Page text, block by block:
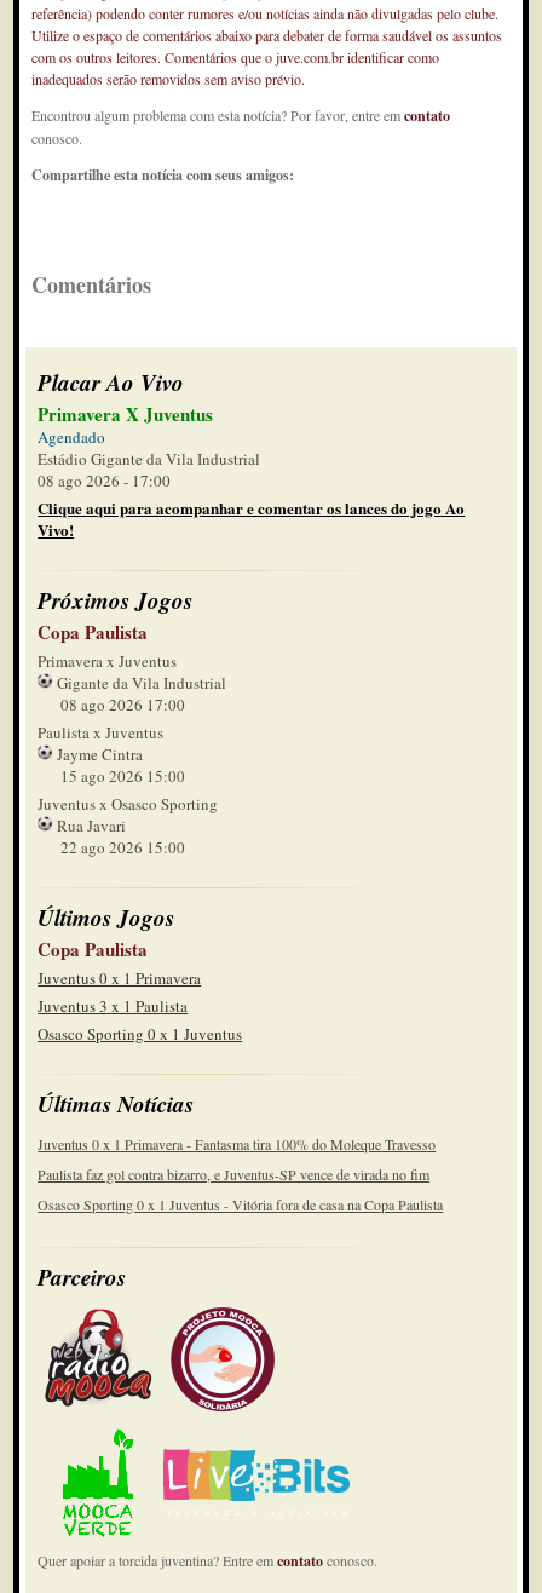
referência) podendo conter rumores e/ou notícias ainda não divulgadas pelo clube.
Utilize o espaço de comentários abaixo para debater de forma saudável os assuntos
com os outros leitores. Comentários que o juve.com.br identificar como
inadequados serão removidos sem aviso prévio.
Encontrou algum problema com esta notícia? Por favor, entre emcontato
conosco.
Compartilhe esta notícia com seus amigos:
Comentários
Placar Ao Vivo
Primavera X Juventus
Agendado
Estádio Gigante da Vila Industrial
08 ago 2026 - 17:00
Clique aqui para acompanhar e comentar os lances do jogo Ao
Vivo!
Próximos Jogos
Copa Paulista
Primavera x Juventus
Gigante da Vila Industrial
08 ago 2026 17:00
Paulista x Juventus
Jayme Cintra
15 ago 2026 15:00
Juventus x Osasco Sporting
Rua Javari
22 ago 2026 15:00
Últimos Jogos
Copa Paulista
Juventus 0 x 1 Primavera
Juventus 3 x 1 Paulista
Osasco Sporting 0 x 1 Juventus
Últimas Notícias
Juventus 0 x 1 Primavera - Fantasma tira 100% do Moleque Travesso
Paulista faz gol contra bizarro, e Juventus-SP vence de virada no fim
Osasco Sporting 0 x 1 Juventus - Vitória fora de casa na Copa Paulista
Parceiros
Quer apoiar a torcida juventina? Entre emcontatoconosco.